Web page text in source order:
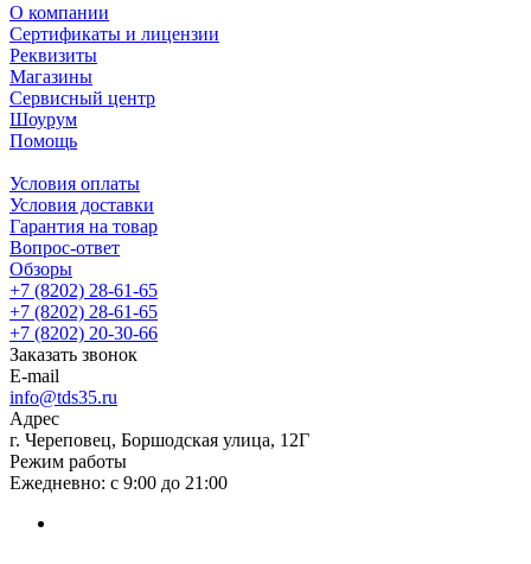
О компании
Сертификаты и лицензии
Реквизиты
Магазины
Сервисный центр
Шоурум
Помощь
Условия оплаты
Условия доставки
Гарантия на товар
Вопрос-ответ
Обзоры
+7 (8202) 28‑61-65
+7 (8202) 28‑61-65
+7 (8202) 20‑30-66
Заказать звонок
E-mail
info@tds35.ru
Адрес
г. Череповец, Боршодская улица, 12Г
Режим работы
Ежедневно: с 9:00 до 21:00